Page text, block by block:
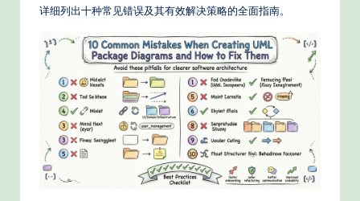
详细列出十种常见错误及其有效解决策略的全面指南。